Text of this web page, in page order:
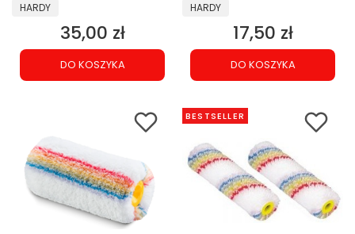
PRODUCENT
HARDY
Cena
35,00 zł
DO KOSZYKA
PRODUCENT
HARDY
Cena
17,50 zł
DO KOSZYKA
BESTSELLER